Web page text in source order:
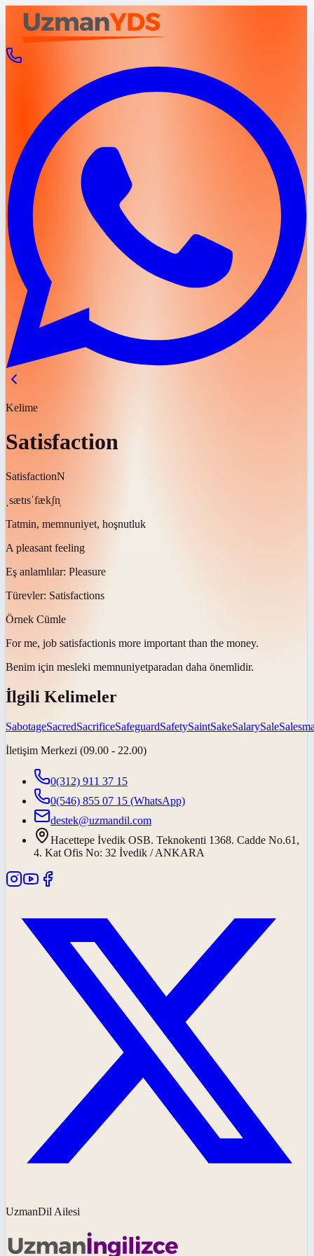
Kelime
Satisfaction
SatisfactionN
ˌsætɪsˈfækʃn̩
Tatmin, memnuniyet, hoşnutluk
A pleasant feeling
Eş anlamlılar: Pleasure
Türevler: Satisfactions
Örnek Cümle
For me, job satisfactionis more important than the money.
Benim için mesleki memnuniyetparadan daha önemlidir.
İlgili Kelimeler
SabotageSacredSacrificeSafeguardSafetySaintSakeSalarySale
İletişim Merkezi (09.00 - 22.00)
0(312) 911 37 15
0(546) 855 07 15 (WhatsApp)
destek@uzmandil.com
Hacettepe İvedik OSB. Teknokenti 1368. Cadde No.61,
4. Kat Ofis No: 32 İvedik / ANKARA
UzmanDil Ailesi